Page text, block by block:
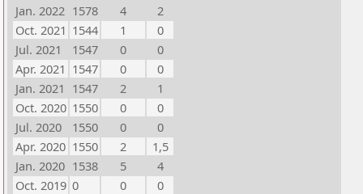
Jan. 2022 1578 4
2
Oct. 2021 1544 1
0
Jul. 2021
1547 0
0
Apr. 2021 1547 0
0
Jan. 2021 1547 2
1
Oct. 2020 1550 0
0
Jul. 2020
1550 0
0
Apr. 2020 1550 2
1,5
Jan. 2020 1538 5
4
Oct. 2019 0 0
0